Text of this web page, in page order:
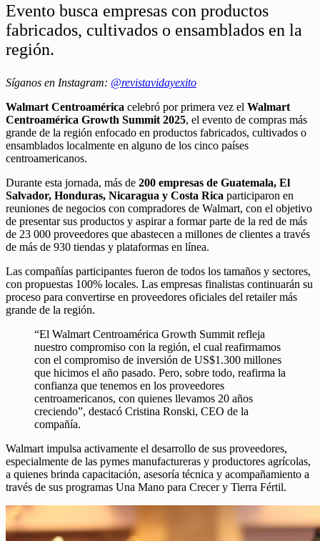
Evento busca empresas con productos
fabricados, cultivados o ensamblados en la
región.
Síganos en Instagram: @revistavidayexito
Walmart Centroamérica celebró por primera vez el Walmart
Centroamérica Growth Summit 2025, el evento de compras más
grande de la región enfocado en productos fabricados, cultivados o
ensamblados localmente en alguno de los cinco países
centroamericanos.
Durante esta jornada, más de 200 empresas de Guatemala, El
Salvador, Honduras, Nicaragua y Costa Rica participaron en
reuniones de negocios con compradores de Walmart, con el objetivo
de presentar sus productos y aspirar a formar parte de la red de más
de 23 000 proveedores que abastecen a millones de clientes a través
de más de 930 tiendas y plataformas en línea.
Las compañías participantes fueron de todos los tamaños y sectores,
con propuestas 100% locales. Las empresas finalistas continuarán su
proceso para convertirse en proveedores oficiales del retailer más
grande de la región.
“El Walmart Centroamérica Growth Summit refleja
nuestro compromiso con la región, el cual reafirmamos
con el compromiso de inversión de US$1.300 millones
que hicimos el año pasado. Pero, sobre todo, reafirma la
confianza que tenemos en los proveedores
centroamericanos, con quienes llevamos 20 años
creciendo”, destacó Cristina Ronski, CEO de la
compañía.
Walmart impulsa activamente el desarrollo de sus proveedores,
especialmente de las pymes manufactureras y productores agrícolas,
a quienes brinda capacitación, asesoría técnica y acompañamiento a
través de sus programas Una Mano para Crecer y Tierra Fértil.